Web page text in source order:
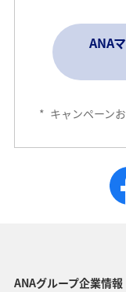
ANA
* キャンペーン
ANAグループ企業情報